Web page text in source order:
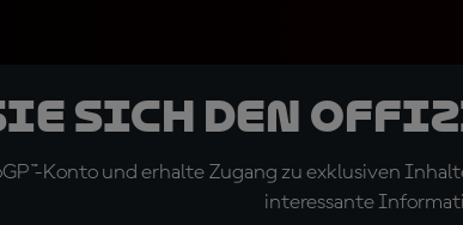
sich den
Konto und erhalte Zugang zu exklusiven
interessante